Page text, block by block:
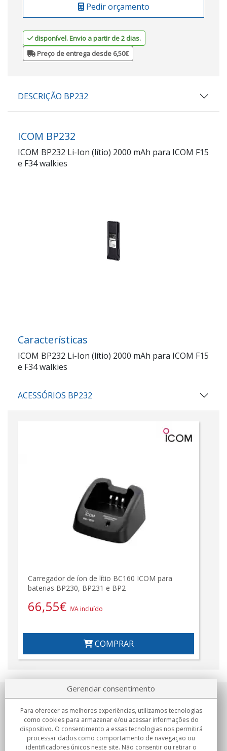
Pedir orçamento
disponível. Envio a partir de 2 dias.
Preço de entrega desde 6,50€
DESCRIÇÃO BP232
ICOM BP232
ICOM BP232 Li-Ion (lítio) 2000 mAh para ICOM F15
e F34 walkies
Características
ICOM BP232 Li-Ion (lítio) 2000 mAh para ICOM F15
e F34 walkies
ACESSÓRIOS BP232
Carregador de íon de lítio BC160 ICOM para
baterias BP230, BP231 e BP2
66,55€ IVA incluído
COMPRAR
Sobre nosotros
Compromissos
Compras
Gerenciar consentimento
Para oferecer as melhores experiências, utilizamos tecnologias
como cookies para armazenar e/ou acessar informações do
dispositivo. O consentimento a essas tecnologias nos permitirá
processar dados como comportamento de navegação ou
identificadores únicos neste site. Não consentir ou retirar o